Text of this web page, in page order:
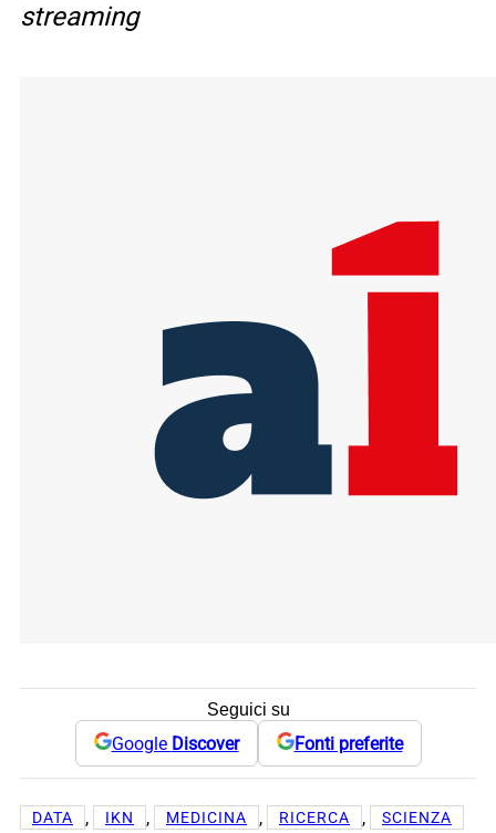
streaming
Seguici su
Google Discover Fonti preferite
DATA , IKN , MEDICINA , RICERCA , SCIENZA